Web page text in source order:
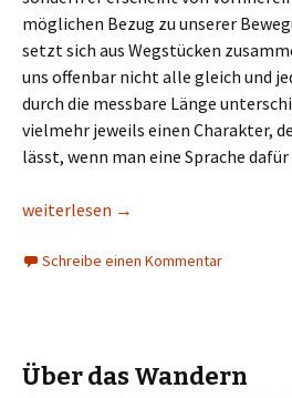
möglichen Bezug zu unserer
setzt sich aus Wegstücken
uns offenbar nicht alle gleich und
durch die messbare Länge
vielmehr jeweils einen Charakter,
lässt, wenn man eine Sprache
Der Weg als ›Figur‹ – ein
weiterlesen →
Schreibe einen Kommentar
Über das Wandern